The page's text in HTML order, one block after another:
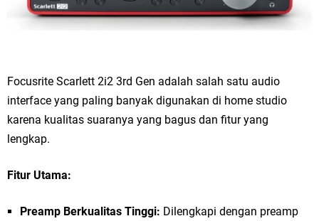
Focusrite Scarlett 2i2 3rd Gen adalah salah satu audio
interface yang paling banyak digunakan di home studio
karena kualitas suaranya yang bagus dan fitur yang
lengkap.
Fitur Utama:
Preamp Berkualitas Tinggi: Dilengkapi dengan preamp